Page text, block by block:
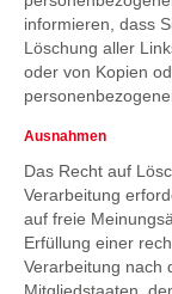
informieren, dass
Löschung aller
oder von Kopien
Ausnahmen
Das Recht auf
Verarbeitung
auf freie
Erfüllung einer
Verarbeitung nach